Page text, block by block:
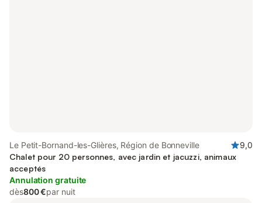
Le Petit-Bornand-les-Glières, Région de Bonneville
9,0
Chalet pour 20 personnes, avec jardin et jacuzzi, animaux
acceptés
Annulation gratuite
dès800 €par nuit